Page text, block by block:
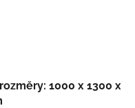
1000 x 1300 x